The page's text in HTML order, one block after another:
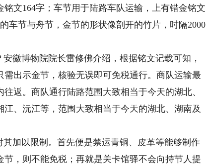
文164字；车节用于陆路车队运输，上有错金铭文
车节与舟节，金节的形状像剖开的竹片，时隔2000
博物院院长雷修佛介绍，根据铭文记载可知，
出示金节，核验无误即可免税通行。商队运输最
返。商队通行陆路范围大致相当于今天的湖北、
、沅江等，范围大致相当于今天的湖北、湖南及
加以限制。首先便是禁运青铜、皮革等能够制作
，则不能免税；再就是关卡馆驿不会向持节人提